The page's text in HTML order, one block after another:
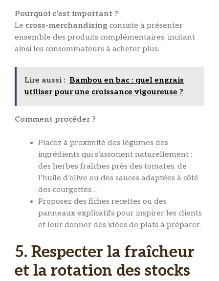
Pourquoi c’est important ?
Le cross-merchandising consiste à présenter
ensemble des produits complémentaires, incitant
ainsi les consommateurs à acheter plus.
Lire aussi : Bambou en bac : quel engrais
utiliser pour une croissance vigoureuse ?
Comment procéder ?
Placez à proximité des légumes des
ingrédients qui s’associent naturellement :
des herbes fraîches près des tomates, de
l’huile d’olive ou des sauces adaptées à côté
des courgettes…
Proposez des fiches recettes ou des
panneaux explicatifs pour inspirer les clients
et leur donner des idées de plats à préparer.
5. Respecter la fraîcheur
et la rotation des stocks